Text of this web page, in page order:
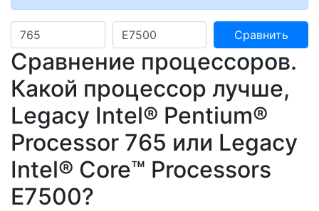
Сравнить
Сравнение процессоров.
Какой процессор лучше,
Legacy Intel® Pentium®
Processor 765 или Legacy
Intel® Core™ Processors
E7500?